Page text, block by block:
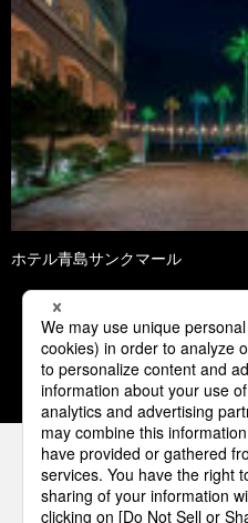
ホテル青島サンクマール
1 2
パナソニックの電気